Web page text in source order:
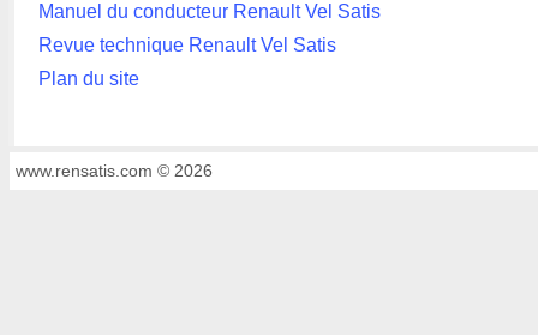
Manuel du conducteur Renault Vel Satis
Revue technique Renault Vel Satis
Plan du site
www.rensatis.com © 2026